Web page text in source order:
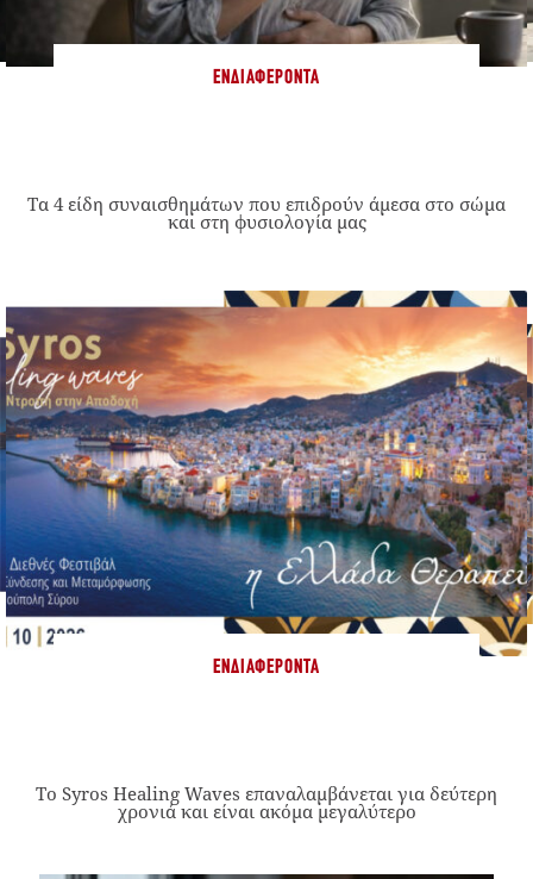
ΕΝΔΙΑΦΈΡΟΝΤΑ
Τα 4 είδη συναισθημάτων που επιδρούν άμεσα στο σώμα
και στη φυσιολογία μας
ΕΝΔΙΑΦΈΡΟΝΤΑ
Το Syros Healing Waves επαναλαμβάνεται για δεύτερη
χρονιά και είναι ακόμα μεγαλύτερο